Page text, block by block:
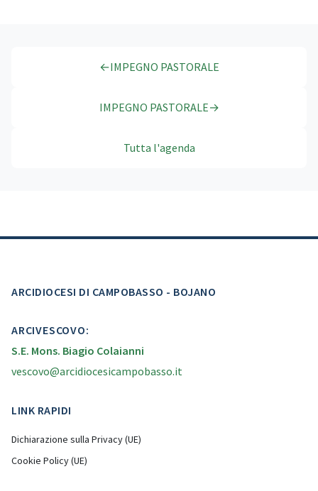
←IMPEGNO PASTORALE
IMPEGNO PASTORALE→
Tutta l'agenda
ARCIDIOCESI DI CAMPOBASSO - BOJANO
ARCIVESCOVO:
S.E. Mons. Biagio Colaianni
vescovo@arcidiocesicampobasso.it
LINK RAPIDI
Dichiarazione sulla Privacy (UE)
Cookie Policy (UE)